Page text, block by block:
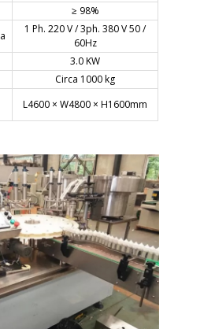
≥ 98%
1 Ph. 220 V / 3ph. 380 V 50 /
60Hz
3.0 KW
Circa 1000 kg
L4600 × W4800 × H1600mm